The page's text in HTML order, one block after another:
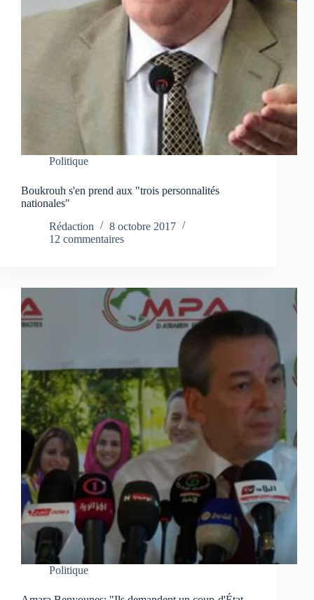
Politique
Boukrouh s'en prend aux "trois personnalités
nationales"
Rédaction
8 octobre 2017
12 commentaires
Politique